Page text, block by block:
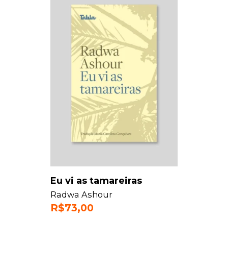
Eu vi as tamareiras
Radwa Ashour
R$73,00